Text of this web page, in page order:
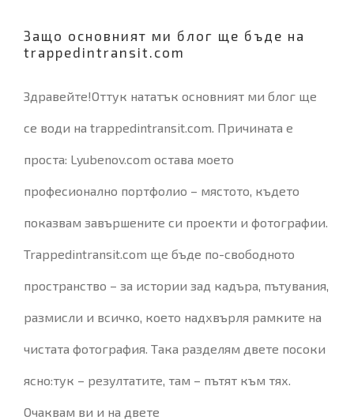
Защо основният ми блог ще бъде на
trappedintransit.com
Здравейте!Оттук нататък основният ми блог ще
се води на trappedintransit.com. Причината е
проста: Lyubenov.com остава моето
професионално портфолио – мястото, където
показвам завършените си проекти и фотографии.
Trappedintransit.com ще бъде по-свободното
пространство – за истории зад кадъра, пътувания,
размисли и всичко, което надхвърля рамките на
чистата фотография. Така разделям двете посоки
ясно:тук – резултатите, там – пътят към тях.
Очаквам ви и на двете